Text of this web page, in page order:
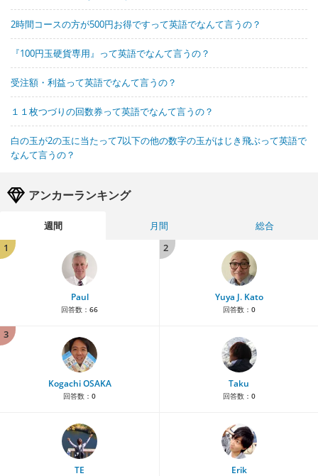
2時間コースの方が500円お得ですって英語でなんて言うの？
『100円玉硬貨専用』って英語でなんて言うの？
受注額・利益って英語でなんて言うの？
１１枚つづりの回数券って英語でなんて言うの？
白の玉が2の玉に当たって7以下の他の数字の玉がはじき飛ぶって英語で
なんて言うの？
アンカーランキング
週間 月間
総合
1
Paul
回答数： 66
2
Yuya J. Kato
回答数： 0
3
Kogachi OSAKA
回答数： 0
Taku
回答数： 0
TE Erik